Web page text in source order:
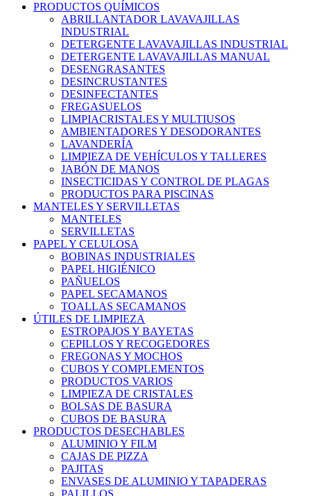
PRODUCTOS QUÍMICOS
ABRILLANTADOR LAVAVAJILLAS
INDUSTRIAL
DETERGENTE LAVAVAJILLAS INDUSTRIAL
DETERGENTE LAVAVAJILLAS MANUAL
DESENGRASANTES
DESINCRUSTANTES
DESINFECTANTES
FREGASUELOS
LIMPIACRISTALES Y MULTIUSOS
AMBIENTADORES Y DESODORANTES
LAVANDERÍA
LIMPIEZA DE VEHÍCULOS Y TALLERES
JABÓN DE MANOS
INSECTICIDAS Y CONTROL DE PLAGAS
PRODUCTOS PARA PISCINAS
MANTELES Y SERVILLETAS
MANTELES
SERVILLETAS
PAPEL Y CELULOSA
BOBINAS INDUSTRIALES
PAPEL HIGIÉNICO
PAÑUELOS
PAPEL SECAMANOS
TOALLAS SECAMANOS
ÚTILES DE LIMPIEZA
ESTROPAJOS Y BAYETAS
CEPILLOS Y RECOGEDORES
FREGONAS Y MOCHOS
CUBOS Y COMPLEMENTOS
PRODUCTOS VARIOS
LIMPIEZA DE CRISTALES
BOLSAS DE BASURA
CUBOS DE BASURA
PRODUCTOS DESECHABLES
ALUMINIO Y FILM
CAJAS DE PIZZA
PAJITAS
ENVASES DE ALUMINIO Y TAPADERAS